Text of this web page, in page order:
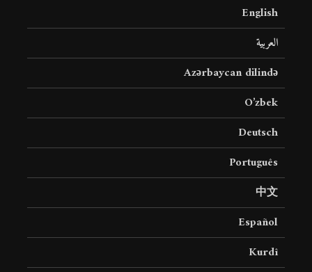
English
العربية
Azərbaycan dilində
O’zbek
Deutsch
Português
中文
Español
Kurdî